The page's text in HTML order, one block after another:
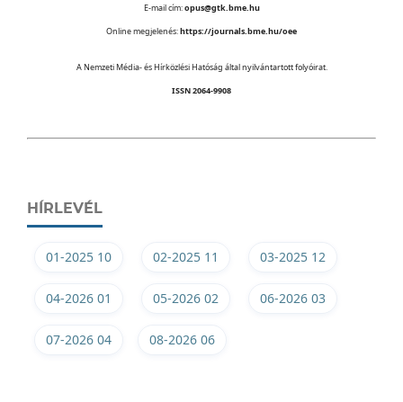
E-mail cím:opus@gtk.bme.hu
Online megjelenés:https://journals.bme.hu/oee
A Nemzeti Média- és Hírközlési Hatóság által nyilvántartott folyóirat.
ISSN 2064-9908
HÍRLEVÉL
01-2025 10 02-2025 11 03-2025 12
04-2026 01 05-2026 02 06-2026 03
07-2026 04 08-2026 06